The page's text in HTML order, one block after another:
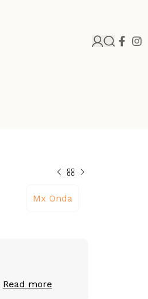
Mx Onda
Read more